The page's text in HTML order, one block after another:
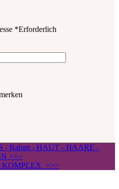
*Erforderlich
- Rabatt - HAUT - HAARE -
>>>
>>>